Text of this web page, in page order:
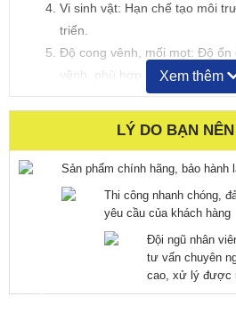
Vi sinh vật: Hạn chế tạo môi
triển.
Độ cong vênh, mối mọt: Độ ổn
vênh, phù hợp điều kiện sử
Độ lão hóa dưới ánh sáng mặt
bền giảm màu sắc của sản
Thân thiện với môi trường: An
và môi trường.
Ứng dụng của sàn
Sàn sân thượng
Xem thêm
LÝ DO BẠN
Sản phẩm chính hãng, bảo hành
Thi công nhanh chóng,
yêu cầu của khách hàng
Đội ngũ nhân
tư vấn chuyên
cao, xử lý được